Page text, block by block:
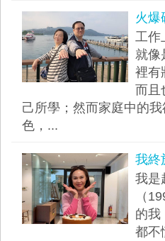
火爆
工作
就像
裡有
而且
己所學；然而家庭中的
色，...
我終
我是
（
的我
都不